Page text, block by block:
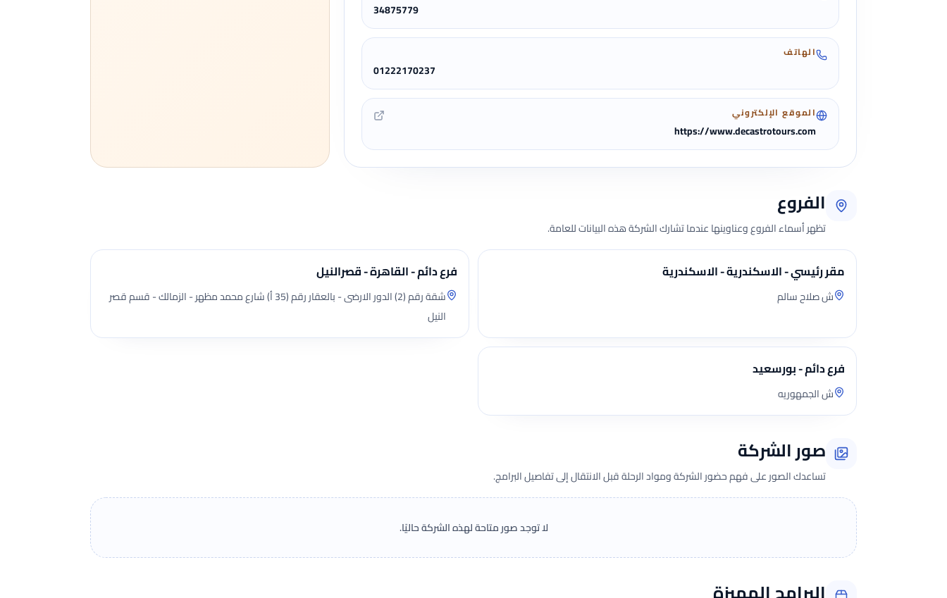
34875779
الهاتف
01222170237
الموقع الإلكتروني
https://www.decastrotours.com
الفروع
تظهر أسماء الفروع وعناوينها عندما تشارك الشركة هذه البيانات للعامة.
مقر رئيسي - الاسكندرية - الاسكندرية
ش صلاح سالم
فرع دائم - القاهرة - قصرالنيل
شقة رقم (2) الدور الارضى - بالعقار رقم (35 أ) شارع محمد مظهر - الزمالك - قسم قصر
النيل
فرع دائم - بورسعيد
ش الجمهوريه
صور الشركة
تساعدك الصور على فهم حضور الشركة ومواد الرحلة قبل الانتقال إلى تفاصيل البرامج.
لا توجد صور متاحة لهذه الشركة حاليًا.